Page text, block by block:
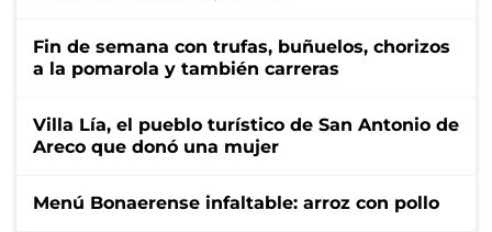
Fin de semana con trufas, buñuelos, chorizos
a la pomarola y también carreras
Villa Lía, el pueblo turístico de San Antonio de
Areco que donó una mujer
Menú Bonaerense infaltable: arroz con pollo